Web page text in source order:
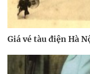
Giá vé tàu điện Hà